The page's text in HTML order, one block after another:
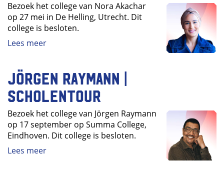
Bezoek het college van Nora Akachar
op 27 mei in De Helling, Utrecht. Dit
college is besloten.
Lees meer
Jörgen Raymann |
Scholentour
Bezoek het college van Jörgen Raymann
op 17 september op Summa College,
Eindhoven. Dit college is besloten.
Lees meer